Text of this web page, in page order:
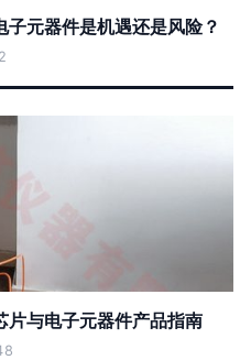
元器件是机遇还是风险？
片与电子元器件产品指南